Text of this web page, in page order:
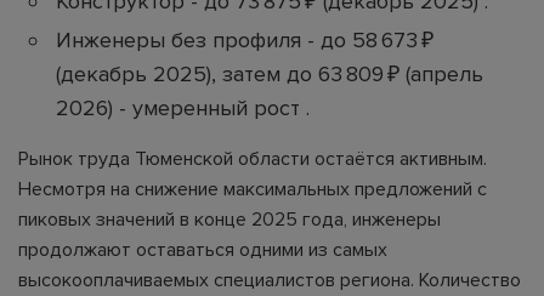
Инженеры без профиля - до 58 673 ₽
(декабрь 2025), затем до 63 809 ₽ (апрель
2026) - умеренный рост .
Рынок труда Тюменской области остаётся активным.
Несмотря на снижение максимальных предложений с
пиковых значений в конце 2025 года, инженеры
продолжают оставаться одними из самых
высокооплачиваемых специалистов региона. Количество